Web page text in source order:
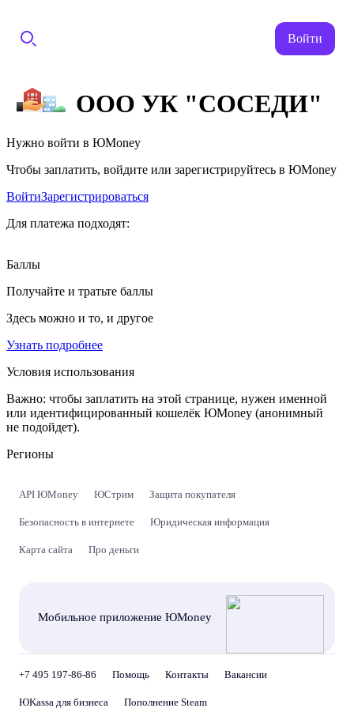
Войти
ООО УК "СОСЕДИ"
Нужно войти в ЮMoney
Чтобы заплатить, войдите или зарегистрируйтесь в ЮMoney
ВойтиЗарегистрироваться
Для платежа подходят:
Баллы
Получайте и тратьте баллы
Здесь можно и то, и другое
Узнать подробнее
Условия использования
Важно: чтобы заплатить на этой странице, нужен именной
или идентифицированный кошелёк ЮMoney (анонимный
не подойдет).
Регионы
API ЮMoney ЮСтрим Защита покупателя
Безопасность в интернете Юридическая информация
Карта сайта Про деньги
Мобильное приложение ЮMoney
+7 495 197-86-86 Помощь Контакты Вакансии
ЮKassa для бизнеса Пополнение Steam